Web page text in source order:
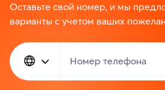
Оставьте свой номер, и мы
варианты с учетом ваших
Номер телефона